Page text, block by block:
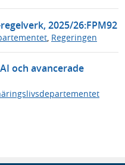
2025/26:FPM92
Regeringen
och avancerade